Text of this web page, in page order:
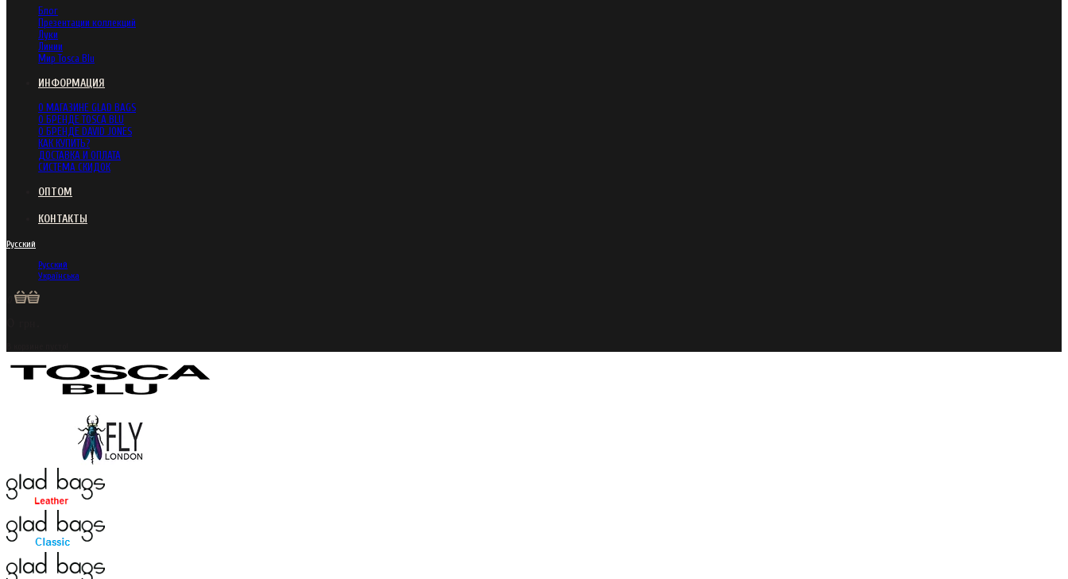
Блог
Презентации коллекций
Луки
Линии
Мир Tosca Blu
ИНФОРМАЦИЯ
О МАГАЗИНЕ GLAD BAGS
О БРЕНДЕ TOSCA BLU
О БРЕНДЕ DAVID JONES
КАК КУПИТЬ?
ДОСТАВКА И ОПЛАТА
СИСТЕМА СКИДОК
ОПТОМ
КОНТАКТЫ
Русский
Русский
Українська